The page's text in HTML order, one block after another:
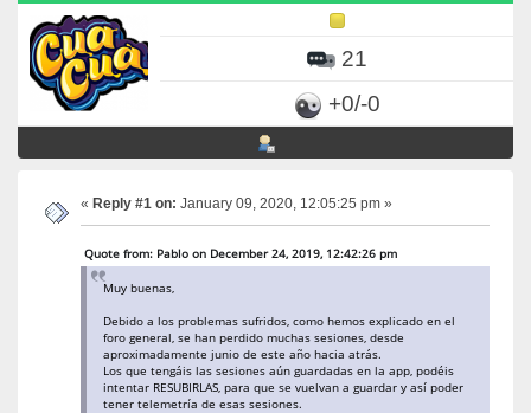
21
+0/-0
« Reply #1 on: January 09, 2020, 12:05:25 pm »
Quote from: Pablo on December 24, 2019, 12:42:26 pm
Muy buenas,
Debido a los problemas sufridos, como hemos explicado en el
foro general, se han perdido muchas sesiones, desde
aproximadamente junio de este año hacia atrás.
Los que tengáis las sesiones aún guardadas en la app, podéis
intentar RESUBIRLAS, para que se vuelvan a guardar y así poder
tener telemetría de esas sesiones.